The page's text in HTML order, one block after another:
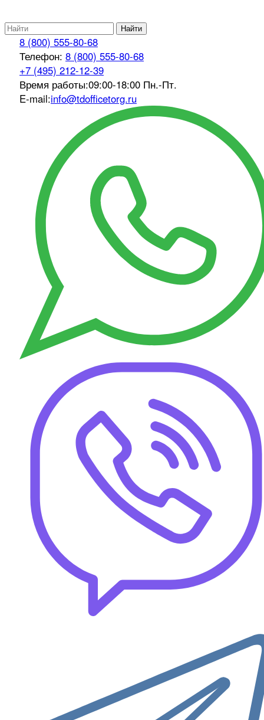
Найти
8 (800) 555-80-68
Телефон: 8 (800) 555-80-68
+7 (495) 212-12-39
Время работы:09:00-18:00 Пн.-Пт.
E-mail:info@tdofficetorg.ru